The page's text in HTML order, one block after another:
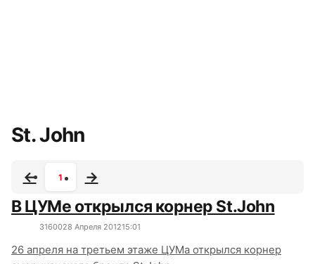
St. John
1
В ЦУМе открылся корнер St.John
3160028 Апреля 201215:01
26 апреля на третьем этаже ЦУМа открылся корнер